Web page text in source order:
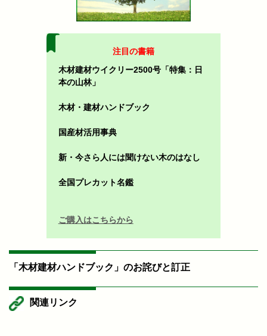
注目の書籍
木材建材ウイクリー2500号「特集：日
本の山林」
木材・建材ハンドブック
国産材活用事典
新・今さら人には聞けない木のはなし
全国プレカット名鑑
ご購入はこちらから
「木材建材ハンドブック」のお詫びと訂正
関連リンク